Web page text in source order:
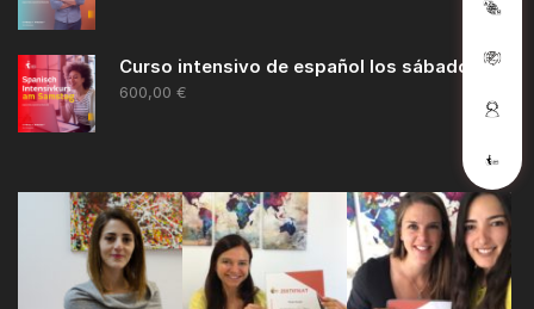
Curso intensivo de español los sábados
600,00 €